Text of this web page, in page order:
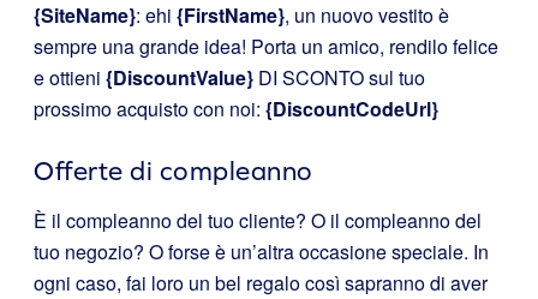
{SiteName}: ehi {FirstName}, un nuovo vestito è
sempre una grande idea! Porta un amico, rendilo felice
e ottieni {DiscountValue} DI SCONTO sul tuo
prossimo acquisto con noi: {DiscountCodeUrl}
Offerte di compleanno
È il compleanno del tuo cliente? O il compleanno del
tuo negozio? O forse è un’altra occasione speciale. In
ogni caso, fai loro un bel regalo così sapranno di aver